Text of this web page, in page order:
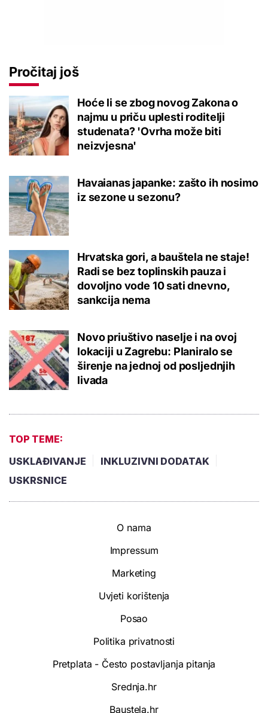
Pročitaj još
Hoće li se zbog novog Zakona o
najmu u priču uplesti roditelji
studenata? 'Ovrha može biti
neizvjesna'
Havaianas japanke: zašto ih nosimo
iz sezone u sezonu?
Hrvatska gori, a bauštela ne staje!
Radi se bez toplinskih pauza i
dovoljno vode 10 sati dnevno,
sankcija nema
Novo priuštivo naselje i na ovoj
lokaciji u Zagrebu: Planiralo se
širenje na jednoj od posljednjih
livada
TOP TEME:
USKLAĐIVANJE
INKLUZIVNI DODATAK
USKRSNICE
O nama
Impressum
Marketing
Uvjeti korištenja
Posao
Politika privatnosti
Pretplata - Često postavljanja pitanja
Srednja.hr
Baustela.hr